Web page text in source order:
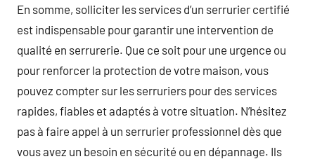
En somme, solliciter les services d’un serrurier certifié
est indispensable pour garantir une intervention de
qualité en serrurerie. Que ce soit pour une urgence ou
pour renforcer la protection de votre maison, vous
pouvez compter sur les serruriers pour des services
rapides, fiables et adaptés à votre situation. N’hésitez
pas à faire appel à un serrurier professionnel dès que
vous avez un besoin en sécurité ou en dépannage. Ils